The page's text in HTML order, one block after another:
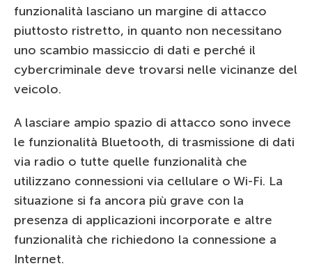
funzionalità lasciano un margine di attacco
piuttosto ristretto, in quanto non necessitano
uno scambio massiccio di dati e perché il
cybercriminale deve trovarsi nelle vicinanze del
veicolo.
A lasciare ampio spazio di attacco sono invece
le funzionalità Bluetooth, di trasmissione di dati
via radio o tutte quelle funzionalità che
utilizzano connessioni via cellulare o Wi-Fi. La
situazione si fa ancora più grave con la
presenza di applicazioni incorporate e altre
funzionalità che richiedono la connessione a
Internet.